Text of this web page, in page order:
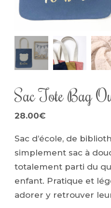
Sac Tote Bag
28.00€
Sac d’école, de
simplement sac à
totalement parti du
enfant. Pratique et
adorer y retrouver